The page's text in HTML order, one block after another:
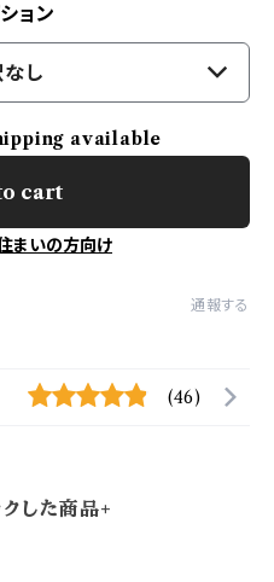
ョン
し
available
cart
まいの方向け
通報する
(46)
した商品+